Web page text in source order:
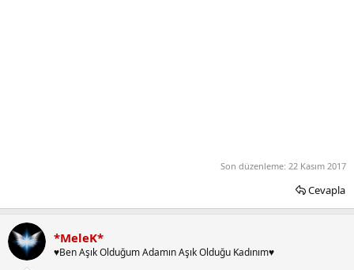
Son düzenleme: 22 Kasım 2017
Cevapla
*MeleK*
♥Ben Aşık Olduğum Adamın Aşık Olduğu Kadınım♥